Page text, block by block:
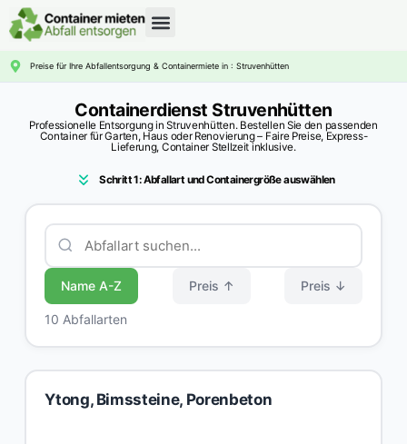
Preise für Ihre Abfallentsorgung & Containermiete in : Struvenhütten
Containerdienst Struvenhütten
Professionelle Entsorgung in Struvenhütten. Bestellen Sie den passenden
Container für Garten, Haus oder Renovierung – Faire Preise, Express-
Lieferung, Container Stellzeit inklusive.
Schritt 1: Abfallart und Containergröße auswählen
Name A-Z Preis ↑ Preis ↓
10 Abfallarten
Ytong, Bimssteine, Porenbeton